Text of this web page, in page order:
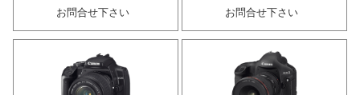
お問合せ下さい
お問合せ下さい